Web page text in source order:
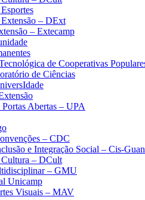
– DExt
– Extecamp
de Cooperativas
de Ciências
Abertas – UPA
– CDC
e Integração Social – Cis-
– DCult
– GMU
Unicamp
Visuais – MAV